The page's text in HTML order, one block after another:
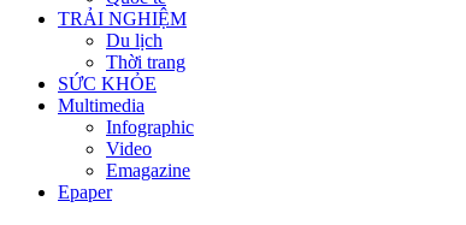
TRẢI NGHIỆM
Du lịch
Thời trang
SỨC KHỎE
Multimedia
Infographic
Video
Emagazine
Epaper